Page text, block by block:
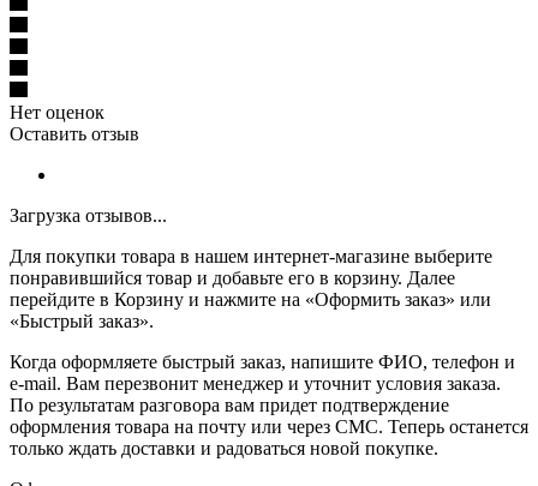
Нет оценок
Оставить отзыв
Загрузка отзывов...
Для покупки товара в нашем интернет-магазине выберите
понравившийся товар и добавьте его в корзину. Далее
перейдите в Корзину и нажмите на «Оформить заказ» или
«Быстрый заказ».
Когда оформляете быстрый заказ, напишите ФИО, телефон и
e-mail. Вам перезвонит менеджер и уточнит условия заказа.
По результатам разговора вам придет подтверждение
оформления товара на почту или через СМС. Теперь останется
только ждать доставки и радоваться новой покупке.